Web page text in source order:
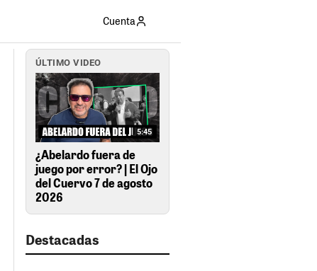
Cuenta
ÚLTIMO VIDEO
5:45
¿Abelardo fuera de
juego por error? | El Ojo
del Cuervo 7 de agosto
2026
Destacadas